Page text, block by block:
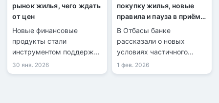
рынок жилья, чего ждать
от цен
Новые финансовые
продукты стали
инструментом поддержки
продаж у застройщиков.
30 янв. 2026
покупку жилья, новые
правила и пауза в приёме
заявок
В Отбасы банке
рассказали о новых
условиях частичного
погашения займов
пенсионными.
1 фев. 2026